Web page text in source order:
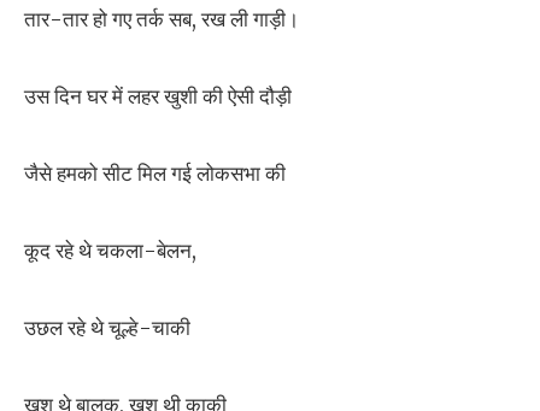
तार-तार हो गए तर्क सब, रख ली गाड़ी।
उस दिन घर में लहर खुशी की ऐसी दौड़ी
जैसे हमको सीट मिल गई लोकसभा की
कूद रहे थे चकला-बेलन,
उछल रहे थे चूल्हे-चाकी
खुश थे बालक, खुश थी काकी